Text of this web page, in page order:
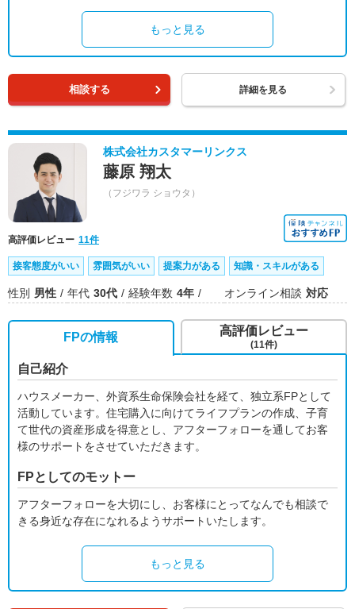
もっと見る
相談する 詳細を見る
株式会社カスタマーリンクス
藤原 翔太
（フジワラ ショウタ）
高評価レビュー 11件
接客態度がいい 雰囲気がいい 提案力がある 知識・スキルがある
性別 男性 年代 30代 経験年数 4年 オンライン相談 対応
FPの情報
自己紹介
ハウスメーカー、外資系生命保険会社を経て、独立系FPとして
活動しています。住宅購入に向けてライフプランの作成、子育
て世代の資産形成を得意とし、アフターフォローを通してお客
様のサポートをさせていただきます。
FPとしてのモットー
アフターフォローを大切にし、お客様にとってなんでも相談で
きる身近な存在になれるようサポートいたします。
もっと見る
高評価レビュー
(11件)